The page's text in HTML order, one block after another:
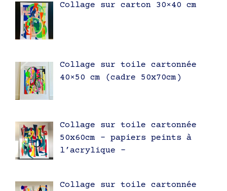
Collage sur carton 30×40 cm
Collage sur toile cartonnée
40×50 cm (cadre 50x70cm)
Collage sur toile cartonnée
50x60cm – papiers peints à
l’acrylique –
Collage sur toile cartonnée